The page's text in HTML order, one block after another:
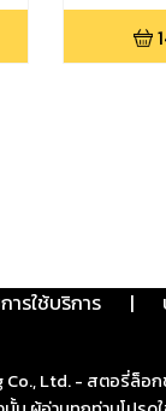
ารใช้บริการ |
Co., Ltd. - สตอรี่ล็อ